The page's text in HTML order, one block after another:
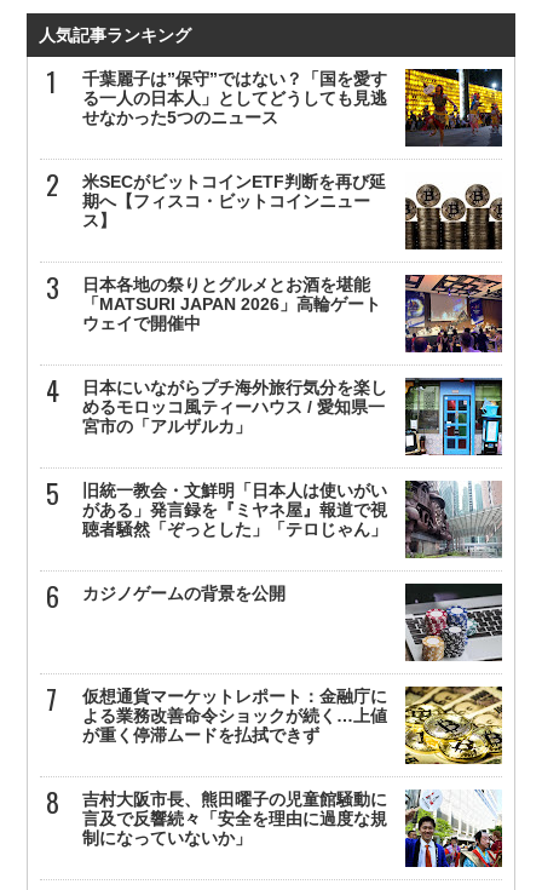
人気記事ランキング
千葉麗子は”保守”ではない？「国を愛す
る一人の日本人」としてどうしても見逃
せなかった5つのニュース
米SECがビットコインETF判断を再び延
期へ【フィスコ・ビットコインニュー
ス】
日本各地の祭りとグルメとお酒を堪能
「MATSURI JAPAN 2026」高輪ゲート
ウェイで開催中
日本にいながらプチ海外旅行気分を楽し
めるモロッコ風ティーハウス / 愛知県一
宮市の「アルザルカ」
旧統一教会・文鮮明「日本人は使いがい
がある」発言録を『ミヤネ屋』報道で視
聴者騒然「ぞっとした」「テロじゃん」
カジノゲームの背景を公開
仮想通貨マーケットレポート：金融庁に
よる業務改善命令ショックが続く…上値
が重く停滞ムードを払拭できず
吉村大阪市長、熊田曜子の児童館騒動に
言及で反響続々「安全を理由に過度な規
制になっていないか」